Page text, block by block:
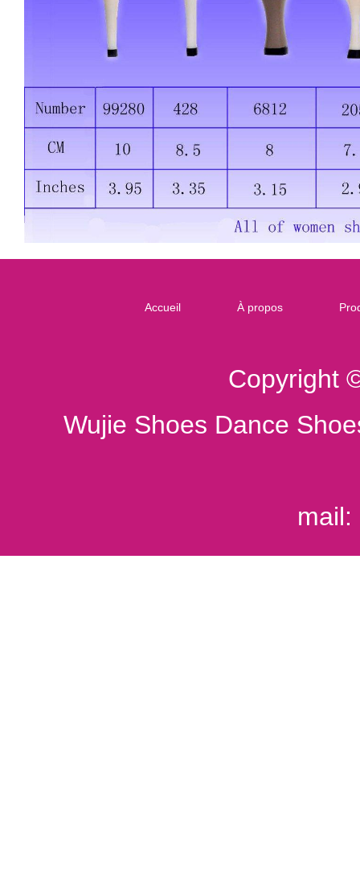
Accueil À propos
Copyright
Wujie Shoes Dance